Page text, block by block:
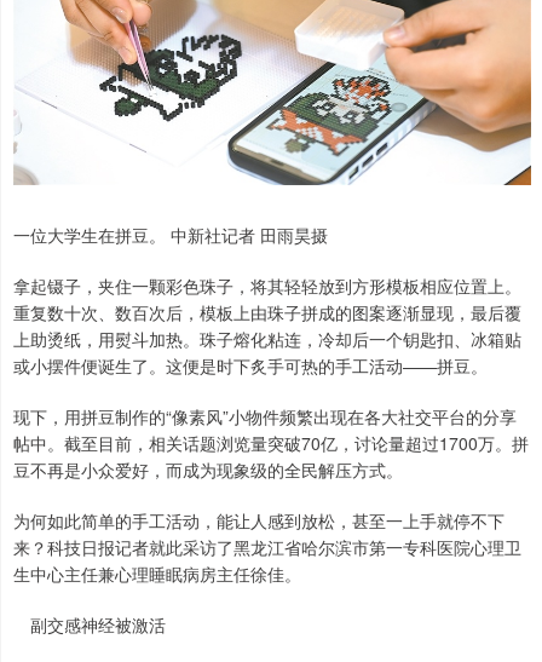
一位大学生在拼豆。 中新社记者 田雨昊摄
拿起镊子，夹住一颗彩色珠子，将其轻轻放到方形模板相应位置上。
重复数十次、数百次后，模板上由珠子拼成的图案逐渐显现，最后覆
上助烫纸，用熨斗加热。珠子熔化粘连，冷却后一个钥匙扣、冰箱贴
或小摆件便诞生了。这便是时下炙手可热的手工活动——拼豆。
现下，用拼豆制作的“像素风”小物件频繁出现在各大社交平台的分享
帖中。截至目前，相关话题浏览量突破70亿，讨论量超过1700万。拼
豆不再是小众爱好，而成为现象级的全民解压方式。
为何如此简单的手工活动，能让人感到放松，甚至一上手就停不下
来？科技日报记者就此采访了黑龙江省哈尔滨市第一专科医院心理卫
生中心主任兼心理睡眠病房主任徐佳。
副交感神经被激活